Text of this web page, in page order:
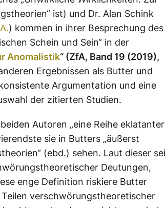
ist) und Dr. Alan Schink
) kommen in ihrer Besprechung des
Schein und Sein“ in der
Anomalistik“ (ZfA, Band 19 (2019),
Ergebnissen als Butter und
Argumentation und eine
der zitierten Studien.
Autoren „eine Reihe eklatanter
sie in Butters „äußerst
(ebd.) sehen. Laut dieser sei
Deutungen,
enge Definition riskiere Butter
verschwörungstheoretischer